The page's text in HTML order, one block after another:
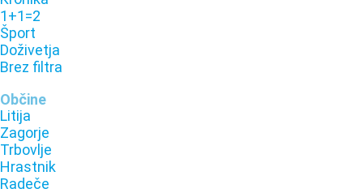
1+1=2
Šport
Doživetja
Brez filtra
Občine
Litija
Zagorje
Trbovlje
Hrastnik
Radeče